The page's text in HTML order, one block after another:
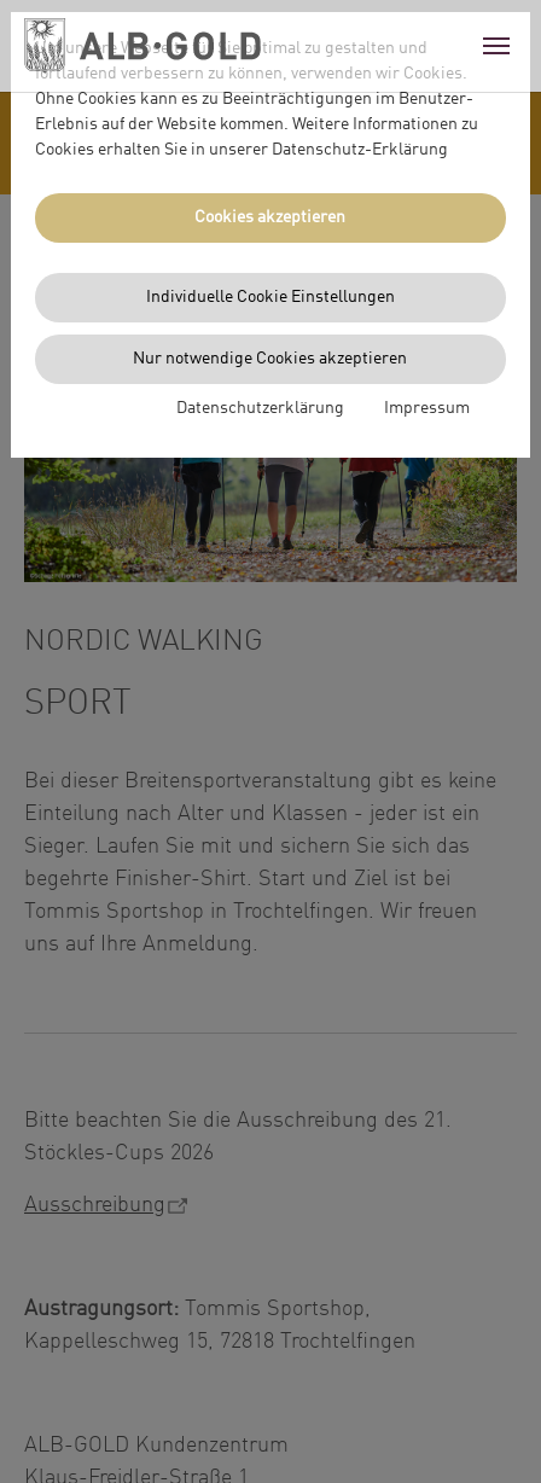
Um unsere Webseite für Sie optimal zu gestalten und
fortlaufend verbessern zu können, verwenden wir Cookies.
Ohne Cookies kann es zu Beeinträchtigungen im Benutzer-
Erlebnis auf der Website kommen. Weitere Informationen zu
Cookies erhalten Sie in unserer Datenschutz-Erklärung
Cookies akzeptieren
Individuelle Cookie Einstellungen
Nur notwendige Cookies akzeptieren
Datenschutzerklärung Impressum
Skip to main content
Skip to page footer
SPORT
21. TROCHTELFINGER
STÖCKLES CUP
NORDIC WALKING
SPORT
Bei dieser Breitensportveranstaltung gibt es keine
Einteilung nach Alter und Klassen - jeder ist ein
Sieger. Laufen Sie mit und sichern Sie sich das
begehrte Finisher-Shirt. Start und Ziel ist bei
Tommis Sportshop in Trochtelfingen. Wir freuen
uns auf Ihre Anmeldung.
Bitte beachten Sie die Ausschreibung des 21.
Stöckles-Cups 2026
Ausschreibung
Austragungsort: Tommis Sportshop,
Kappelleschweg 15, 72818 Trochtelfingen
ALB-GOLD Kundenzentrum
Klaus-Freidler-Straße 1